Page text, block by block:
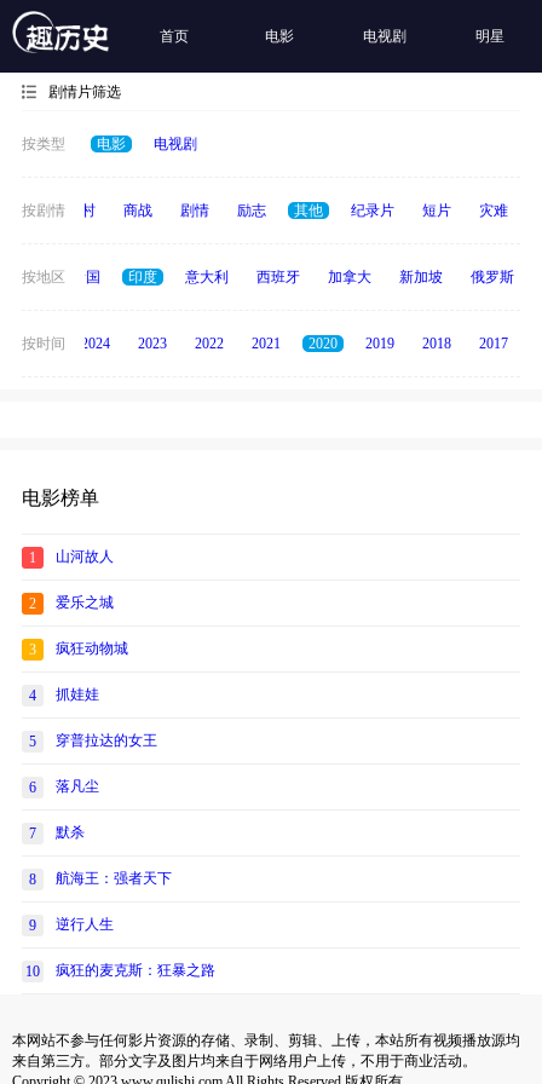
首页 电影 电视剧 明星
剧情片筛选
按类型 电影 电视剧
按剧情
历史 乡村 商战 剧情 励志 其他 纪录片 短片 灾难
按地区
德国 泰国 印度 意大利 西班牙 加拿大 新加坡 俄罗斯
按时间
2025 2024 2023 2022 2021 2020 2019 2018 2017
电影榜单
1 山河故人
2 爱乐之城
3 疯狂动物城
4 抓娃娃
5 穿普拉达的女王
6 落凡尘
7 默杀
8 航海王：强者天下
9 逆行人生
10 疯狂的麦克斯：狂暴之路
本网站不参与任何影片资源的存储、录制、剪辑、上传，本站所有视频播放源均
来自第三方。部分文字及图片均来自于网络用户上传，不用于商业活动。